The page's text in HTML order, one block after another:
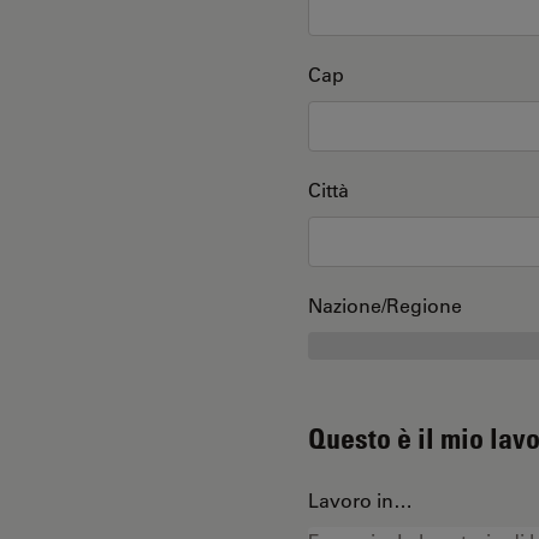
Cap
Città
Nazione/Regione
Questo è il mio
Lavoro in…